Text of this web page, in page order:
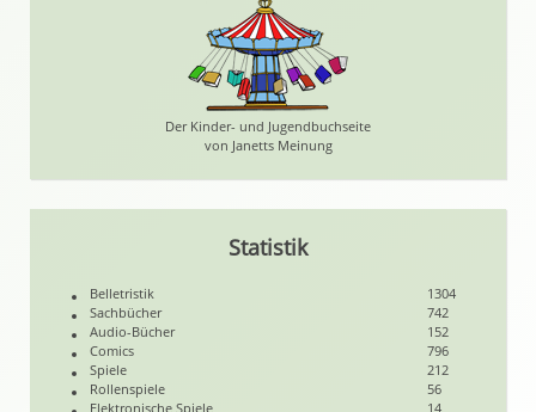
Der Kinder- und Jugendbuchseite
von Janetts Meinung
Statistik
Belletristik
1304
Sachbücher
742
Audio-Bücher
152
Comics
796
Spiele
212
Rollenspiele
56
Elektronische Spiele
14